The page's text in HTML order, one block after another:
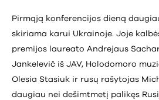
Pirmąją konferencijos dieną
skiriama karui Ukrainoje. Joje
premijos laureato Andrejaus
Jankelevič iš JAV, Holodomoro
Olesia Stasiuk ir rusų rašytojas
daugiau nei dešimtmetį palikęs